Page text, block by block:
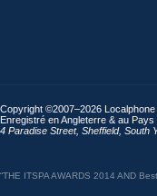
Copyright ©2007–2026 Localphone
Enregistré en Angleterre & au
4 Paradise Street, Sheffield, South
“THE ITSPA AWARDS 2014 AND